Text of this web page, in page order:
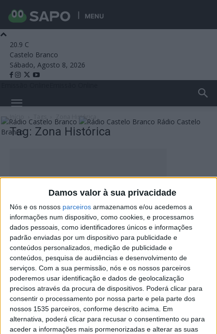
MENU
Damos valor à sua privacidade
Nós e os nossos parceiros armazenamos e/ou acedemos a
informações num dispositivo, como cookies, e processamos
dados pessoais, como identificadores únicos e informações
padrão enviadas por um dispositivo para publicidade e
conteúdos personalizados, medição de publicidade e
conteúdos, pesquisa de audiências e desenvolvimento de
serviços. Com a sua permissão, nós e os nossos parceiros
poderemos usar identificação e dados de geolocalização
precisos através da procura de dispositivos. Poderá clicar para
consentir o processamento por nossa parte e pela parte dos
nossos 1535 parceiros, conforme descrito acima. Em
alternativa, poderá clicar para recusar o consentimento ou para
aceder a informações mais pormenorizadas e alterar as suas
20.9 C
Castelo Branco
Sábado, Agosto 8, 2026
Rádio Castelo
Branco
Zona Histórica
Tag: Zona Histórica
“Mil e uma noites”, uma viagem pelo tempo
Rádio Castelo Branco - 23 de Julho, 2024